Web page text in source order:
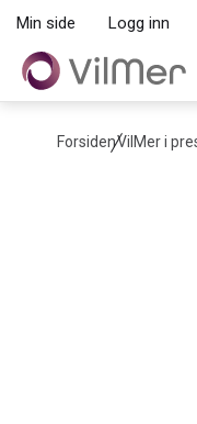
Min side Logg inn
ForsidenVilMer i